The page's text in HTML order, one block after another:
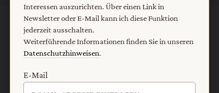
AGB und Widerrufsbelehrung
Barrierefreiheit Impressum
Vertrag widerrufen Abo online kündigen
Interessen auszurichten. Über einen Link in
Newsletter oder E-Mail kann ich diese Funktion
jederzeit ausschalten.
Weiterführende Informationen finden Sie in unseren
Datenschutzhinweisen.
E-Mail